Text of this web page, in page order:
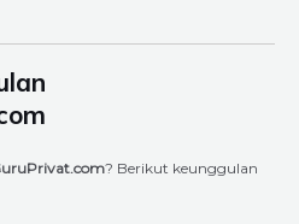
? Berikut keunggulan